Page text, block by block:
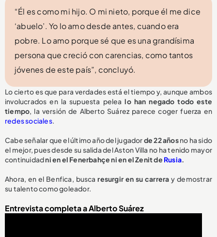
“Él es como mi hijo. O mi nieto, porque él me dice
‘abuelo’. Yo lo amo desde antes, cuando era
pobre. Lo amo porque sé que es una grandísima
persona que creció con carencias, como tantos
jóvenes de este país”, concluyó.
Lo cierto es que para verdades está el tiempo y, aunque ambos
involucrados en la supuesta pelealo han negado todo este
tiempo, la versión de Alberto Suárez parece coger fuerza en
redes sociales.
Cabe señalar que el último año del jugadorde 22 añosno ha sido
el mejor, pues desde su salida del Aston Villa no ha tenido mayor
continuidadni en el Fenerbahçe ni en el Zenit de Rusia.
Ahora, en el Benfica, buscaresurgir en su carrera y demostrar
su talento como goleador.
Entrevista completa a Alberto Suárez